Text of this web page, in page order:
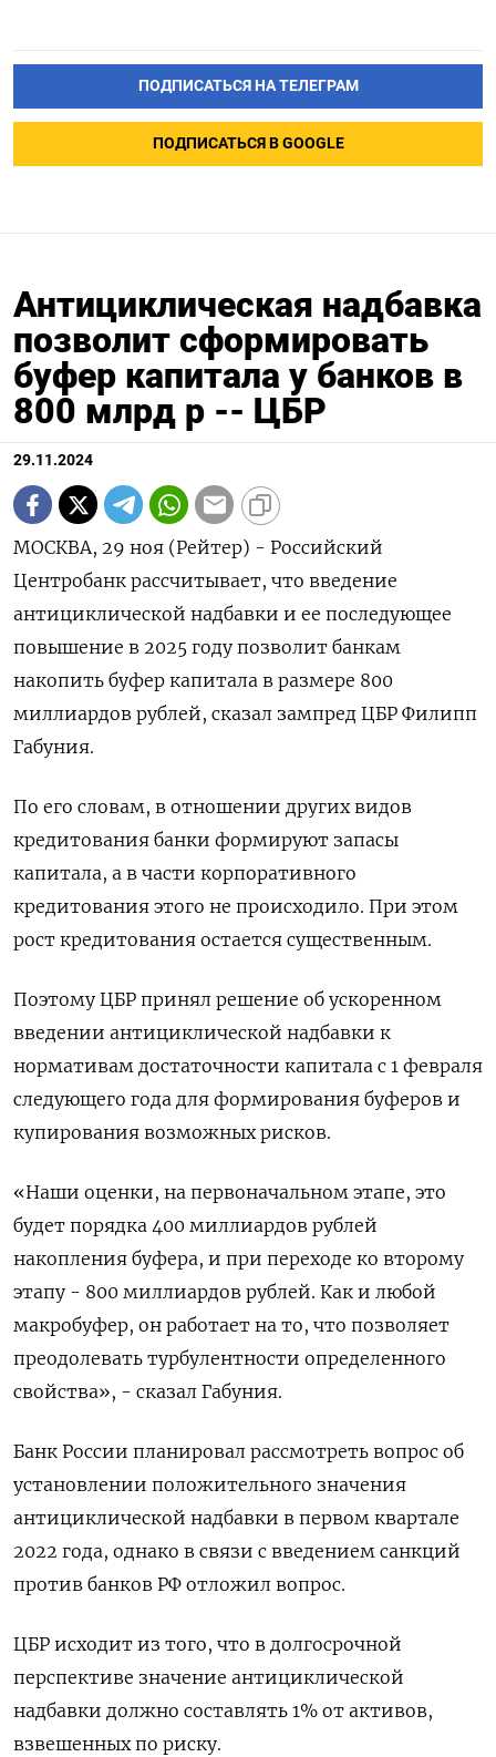
ПОДПИСАТЬСЯ НА ТЕЛЕГРАМ
ПОДПИСАТЬСЯ В GOOGLE
Антициклическая надбавка
позволит сформировать
буфер капитала у банков в
800 млрд р -- ЦБР
29.11.2024
МОСКВА, 29 ноя (Рейтер) - Российский
Центробанк рассчитывает, что введение
антициклической надбавки и ее последующее
повышение в 2025 году позволит банкам
накопить буфер капитала в размере 800
миллиардов рублей, сказал зампред ЦБР Филипп
Габуния.
По его словам, в отношении других видов
кредитования банки формируют запасы
капитала, а в части корпоративного
кредитования этого не происходило. При этом
рост кредитования остается существенным.
Поэтому ЦБР принял решение об ускоренном
введении антициклической надбавки к
нормативам достаточности капитала с 1 февраля
следующего года для формирования буферов и
купирования возможных рисков.
«Наши оценки, на первоначальном этапе, это
будет порядка 400 миллиардов рублей
накопления буфера, и при переходе ко второму
этапу - 800 миллиардов рублей. Как и любой
макробуфер, он работает на то, что позволяет
преодолевать турбулентности определенного
свойства», - сказал Габуния.
Банк России планировал рассмотреть вопрос об
установлении положительного значения
антициклической надбавки в первом квартале
2022 года, однако в связи с введением санкций
против банков РФ отложил вопрос.
ЦБР исходит из того, что в долгосрочной
перспективе значение антициклической
надбавки должно составлять 1% от активов,
взвешенных по риску.